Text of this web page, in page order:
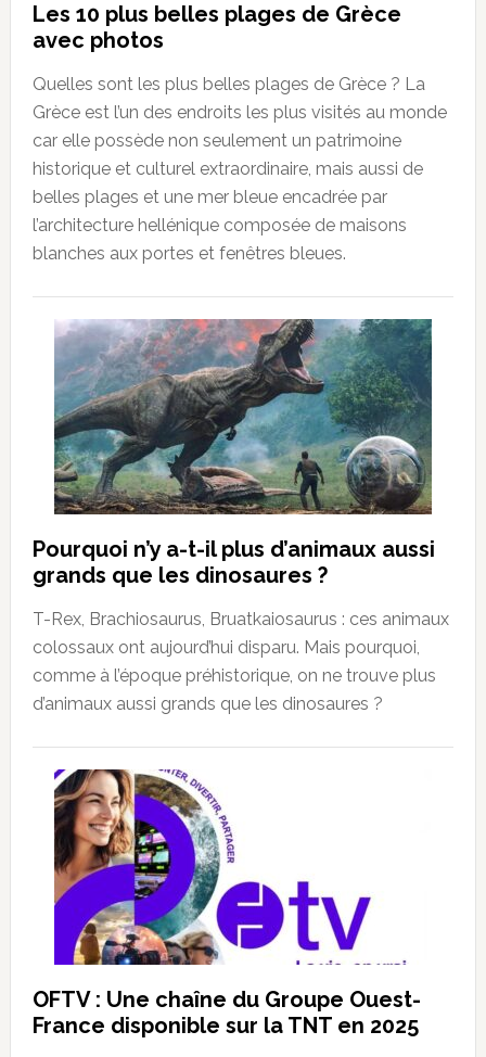
Les 10 plus belles plages de Grèce
avec photos
Quelles sont les plus belles plages de Grèce ? La
Grèce est l’un des endroits les plus visités au monde
car elle possède non seulement un patrimoine
historique et culturel extraordinaire, mais aussi de
belles plages et une mer bleue encadrée par
l’architecture hellénique composée de maisons
blanches aux portes et fenêtres bleues.
Pourquoi n’y a-t-il plus d’animaux aussi
grands que les dinosaures ?
T-Rex, Brachiosaurus, Bruatkaiosaurus : ces animaux
colossaux ont aujourd’hui disparu. Mais pourquoi,
comme à l’époque préhistorique, on ne trouve plus
d’animaux aussi grands que les dinosaures ?
OFTV : Une chaîne du Groupe Ouest-
France disponible sur la TNT en 2025